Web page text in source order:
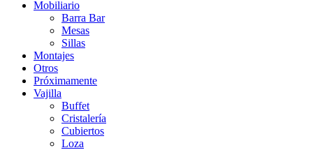
Mobiliario
Barra Bar
Mesas
Sillas
Montajes
Otros
Próximamente
Vajilla
Buffet
Cristalería
Cubiertos
Loza